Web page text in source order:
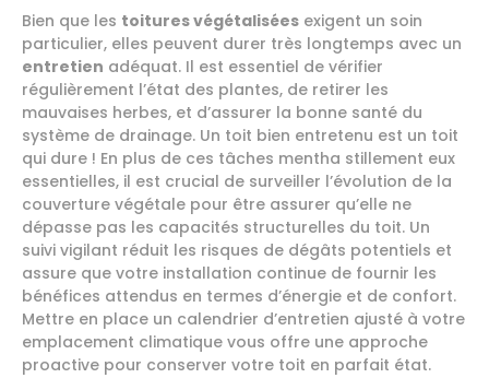
Bien que les toitures végétalisées exigent un soin
particulier, elles peuvent durer très longtemps avec un
entretien adéquat. Il est essentiel de vérifier
régulièrement l’état des plantes, de retirer les
mauvaises herbes, et d’assurer la bonne santé du
système de drainage. Un toit bien entretenu est un toit
qui dure ! En plus de ces tâches mentha stillement eux
essentielles, il est crucial de surveiller l’évolution de la
couverture végétale pour être assurer qu’elle ne
dépasse pas les capacités structurelles du toit. Un
suivi vigilant réduit les risques de dégâts potentiels et
assure que votre installation continue de fournir les
bénéfices attendus en termes d’énergie et de confort.
Mettre en place un calendrier d’entretien ajusté à votre
emplacement climatique vous offre une approche
proactive pour conserver votre toit en parfait état.